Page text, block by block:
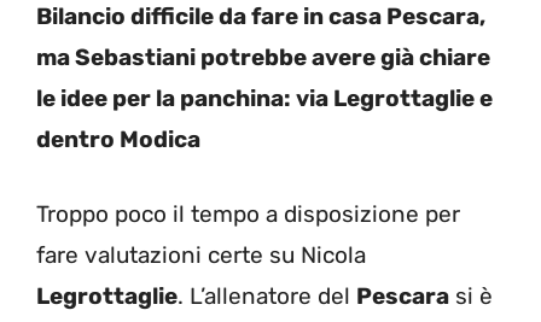
Bilancio difficile da fare in casa Pescara,
ma Sebastiani potrebbe avere già chiare
le idee per la panchina: via Legrottaglie e
dentro Modica
Troppo poco il tempo a disposizione per
fare valutazioni certe su Nicola
Legrottaglie. L’allenatore del Pescara si è